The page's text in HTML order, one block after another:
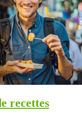
recettes